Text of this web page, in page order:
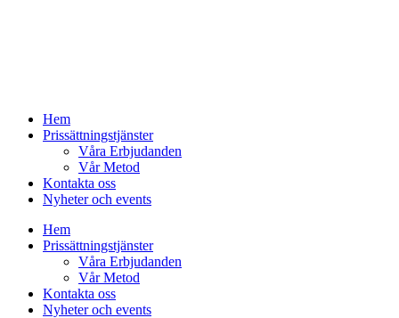
Hem
Prissättningstjänster
Våra Erbjudanden
Vår Metod
Kontakta oss
Nyheter och events
Hem
Prissättningstjänster
Våra Erbjudanden
Vår Metod
Kontakta oss
Nyheter och events